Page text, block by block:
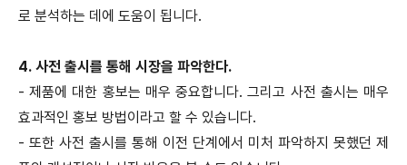
로 분석하는 데에 도움이 됩니다.
4. 사전 출시를 통해 시장을 파악한다.
- 제품에 대한 홍보는 매우 중요합니다. 그리고 사전 출시는 매우
효과적인 홍보 방법이라고 할 수 있습니다.
- 또한 사전 출시를 통해 이전 단계에서 미처 파악하지 못했던 제